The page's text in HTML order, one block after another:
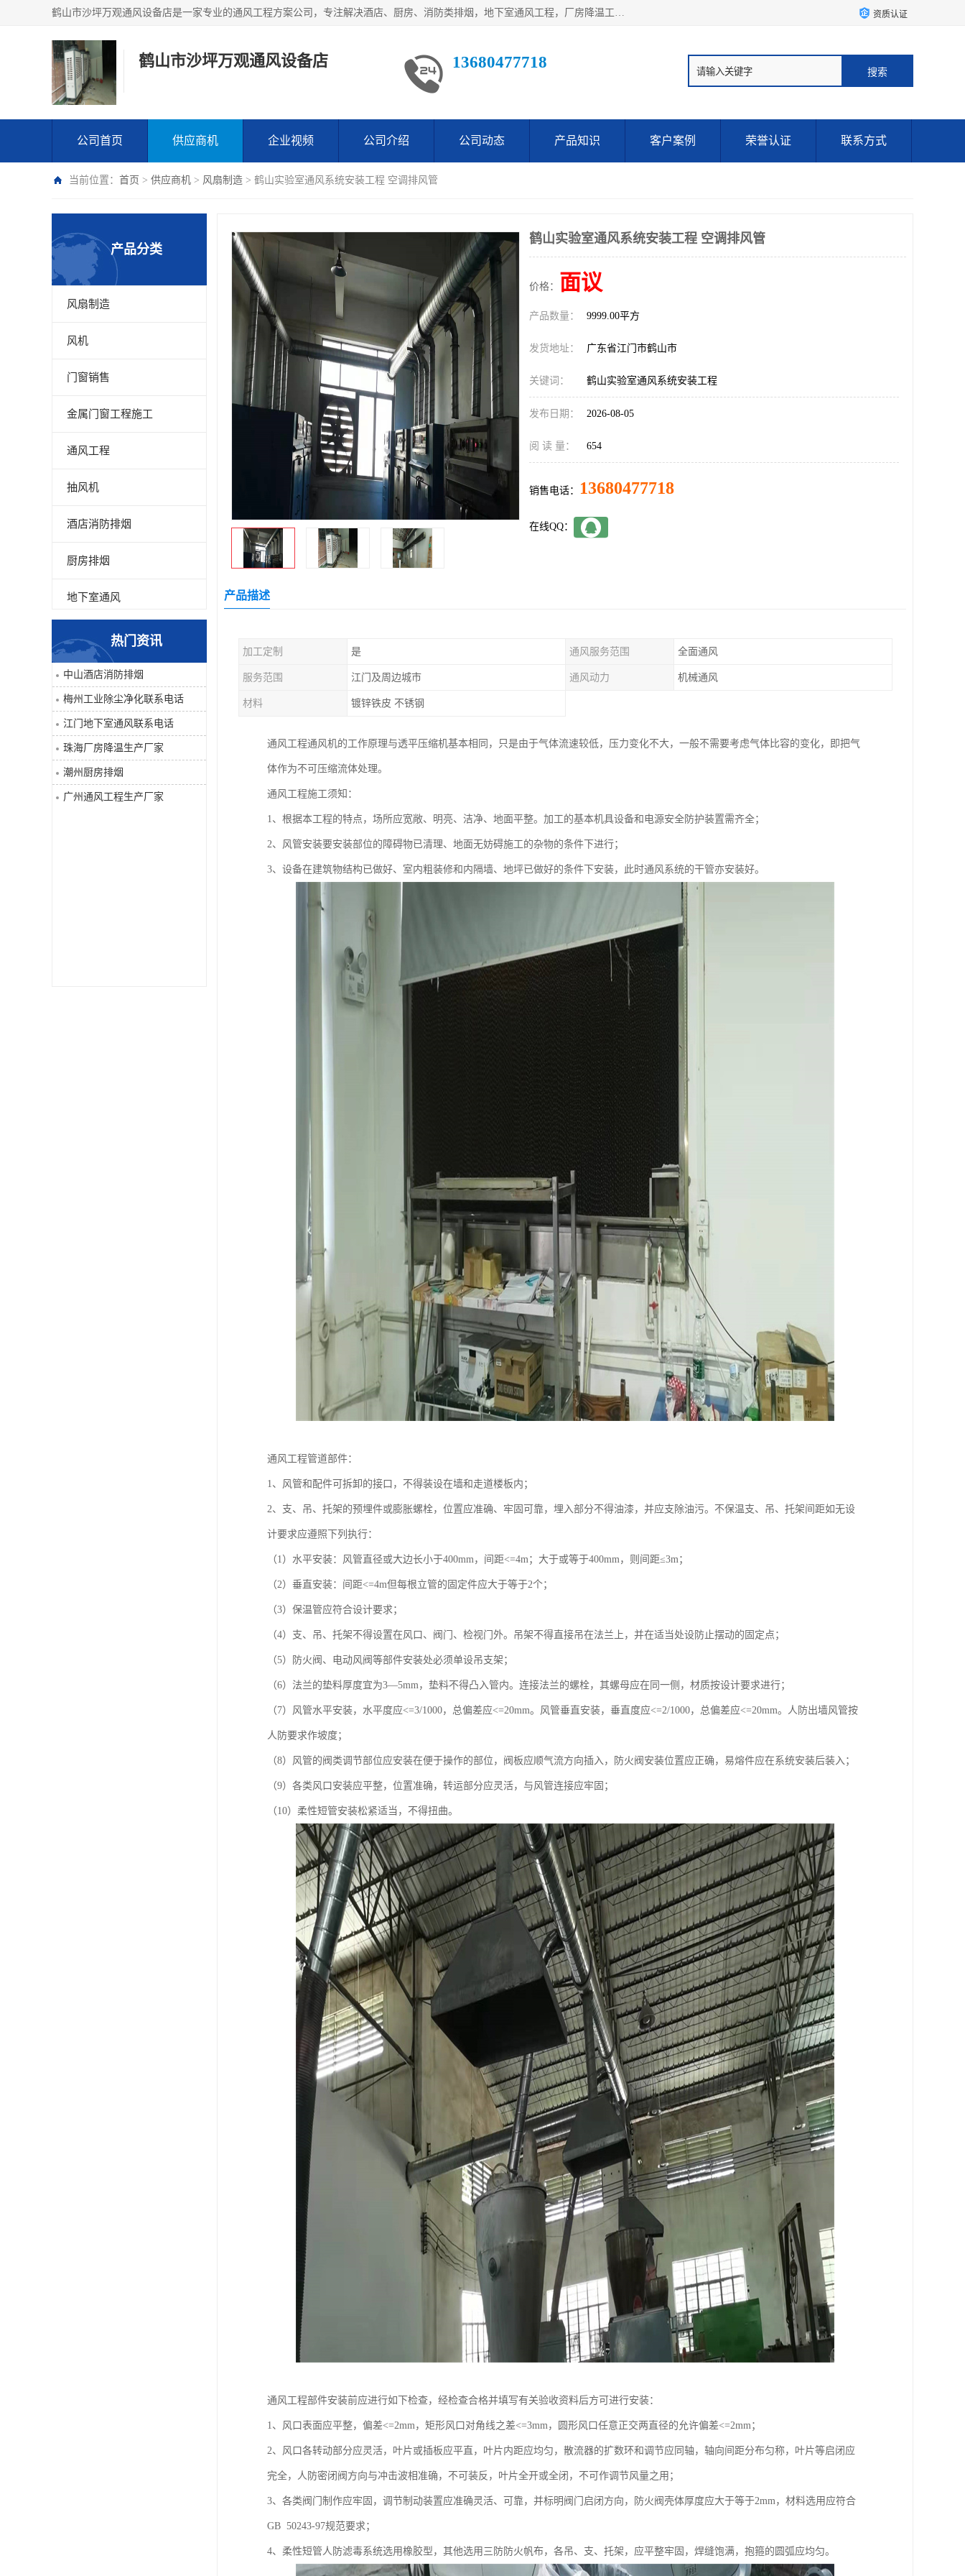
鹤山市沙坪万观通风设备店是一家专业的通风工程方案公司，专注解决酒店、厨房、消防类排烟，地下室通风工程，厂房降温工程，工业除尘净化工程及各类环保通风工程。 资质认证
鹤山市沙坪万观通风设备店 13680477718
公司首页 供应商机 企业视频 公司介绍 公司动态 产品知识 客户案例 荣誉认证 联系方式
当前位置： 首页 > 供应商机 > 风扇制造 > 鹤山实验室通风系统安装工程 空调排风管
产品分类
风扇制造
风机
门窗销售
金属门窗工程施工
通风工程
抽风机
酒店消防排烟
厨房排烟
地下室通风
工业除尘净化
热门资讯
中山酒店消防排烟
梅州工业除尘净化联系电话
江门地下室通风联系电话
珠海厂房降温生产厂家
潮州厨房排烟
广州通风工程生产厂家
鹤山实验室通风系统安装工程 空调排风管
价格： 面议
产品数量： 9999.00平方
发货地址： 广东省江门市鹤山市
关键词： 鹤山实验室通风系统安装工程
发布日期： 2026-08-05
阅 读 量： 654
销售电话： 13680477718
在线QQ：
产品描述
加工定制 是 通风服务范围 全面通风
服务范围 江门及周边城市 通风动力 机械通风
材料 镀锌铁皮 不锈钢
通风工程通风机的工作原理与透平压缩机基本相同，只是由于气体流速较低，压力变化不大，一般不需要考虑气体比容的变化，即把气
体作为不可压缩流体处理。
通风工程施工须知：
1、根据本工程的特点，场所应宽敞、明亮、洁净、地面平整。加工的基本机具设备和电源安全防护装置需齐全；
2、风管安装要安装部位的障碍物已清理、地面无妨碍施工的杂物的条件下进行；
3、设备在建筑物结构已做好、室内粗装修和内隔墙、地坪已做好的条件下安装，此时通风系统的干管亦安装好。
通风工程管道部件：
1、风管和配件可拆卸的接口，不得装设在墙和走道楼板内；
2、支、吊、托架的预埋件或膨胀螺栓，位置应准确、牢固可靠，埋入部分不得油漆，并应支除油污。不保温支、吊、托架间距如无设
计要求应遵照下列执行：
（1）水平安装：风管直径或大边长小于400mm，间距<=4m；大于或等于400mm，则间距≤3m；
（2）垂直安装：间距<=4m但每根立管的固定件应大于等于2个；
（3）保温管应符合设计要求；
（4）支、吊、托架不得设置在风口、阀门、检视门外。吊架不得直接吊在法兰上，并在适当处设防止摆动的固定点；
（5）防火阀、电动风阀等部件安装处必须单设吊支架；
（6）法兰的垫料厚度宜为3—5mm，垫料不得凸入管内。连接法兰的螺栓，其螺母应在同一侧，材质按设计要求进行；
（7）风管水平安装，水平度应<=3/1000，总偏差应<=20mm。风管垂直安装，垂直度应<=2/1000，总偏差应<=20mm。人防出墙风管按
人防要求作坡度；
（8）风管的阀类调节部位应安装在便于操作的部位，阀板应顺气流方向插入，防火阀安装位置应正确，易熔件应在系统安装后装入；
（9）各类风口安装应平整，位置准确，转运部分应灵活，与风管连接应牢固；
（10）柔性短管安装松紧适当，不得扭曲。
通风工程部件安装前应进行如下检查，经检查合格并填写有关验收资料后方可进行安装：
1、风口表面应平整，偏差<=2mm，矩形风口对角线之差<=3mm，圆形风口任意正交两直径的允许偏差<=2mm；
2、风口各转动部分应灵活，叶片或插板应平直，叶片内距应均匀，散流器的扩数环和调节应同轴，轴向间距分布匀称，叶片等启闭应
完全，人防密闭阀方向与冲击波相准确，不可装反，叶片全开或全闭，不可作调节风量之用；
3、各类阀门制作应牢固，调节制动装置应准确灵活、可靠，并标明阀门启闭方向，防火阀壳体厚度应大于等于2mm，材料选用应符合
GB 50243-97规范要求；
4、柔性短管人防滤毒系统选用橡胶型，其他选用三防防火帆布，各吊、支、托架，应平整牢固，焊缝饱满，抱箍的圆弧应均匀。